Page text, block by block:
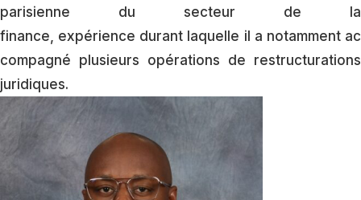
parisienne du secteur de la
finance, expérience durant laquelle il a notamment ac
compagné plusieurs opérations de restructurations
juridiques.